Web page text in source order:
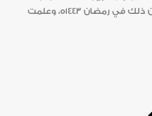
كفارة ذلك يوم واحد، وكان ذلك في رمضان 1443ه، وعلمت